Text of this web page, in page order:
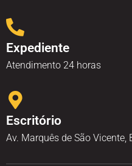
Expediente
Atendimento 24 horas
Escritório
Av. Marquês de São Vicente,